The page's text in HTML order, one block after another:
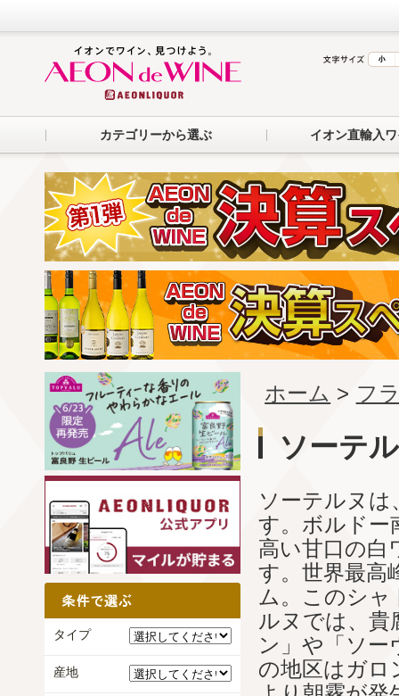
カテゴリーから選ぶ イオン直輸入
ホーム > フ
ソーテ
ソーテルヌ
す。ボルドー
高い甘口の白
す。世界最高
ム。このシャ
ルヌでは、貴
ン」や「ソ
の地区はガロ
タイプ
産地